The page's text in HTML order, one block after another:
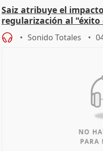
Saiz atribuye el
regularización al "éxito
Sonido Totales